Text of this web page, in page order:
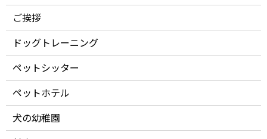
ご挨拶
ドッグトレーニング
ペットシッター
ペットホテル
犬の幼稚園